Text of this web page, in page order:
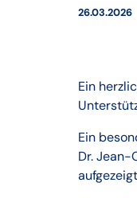
26.03.2026
Ein
Ein
Dr. Jean-